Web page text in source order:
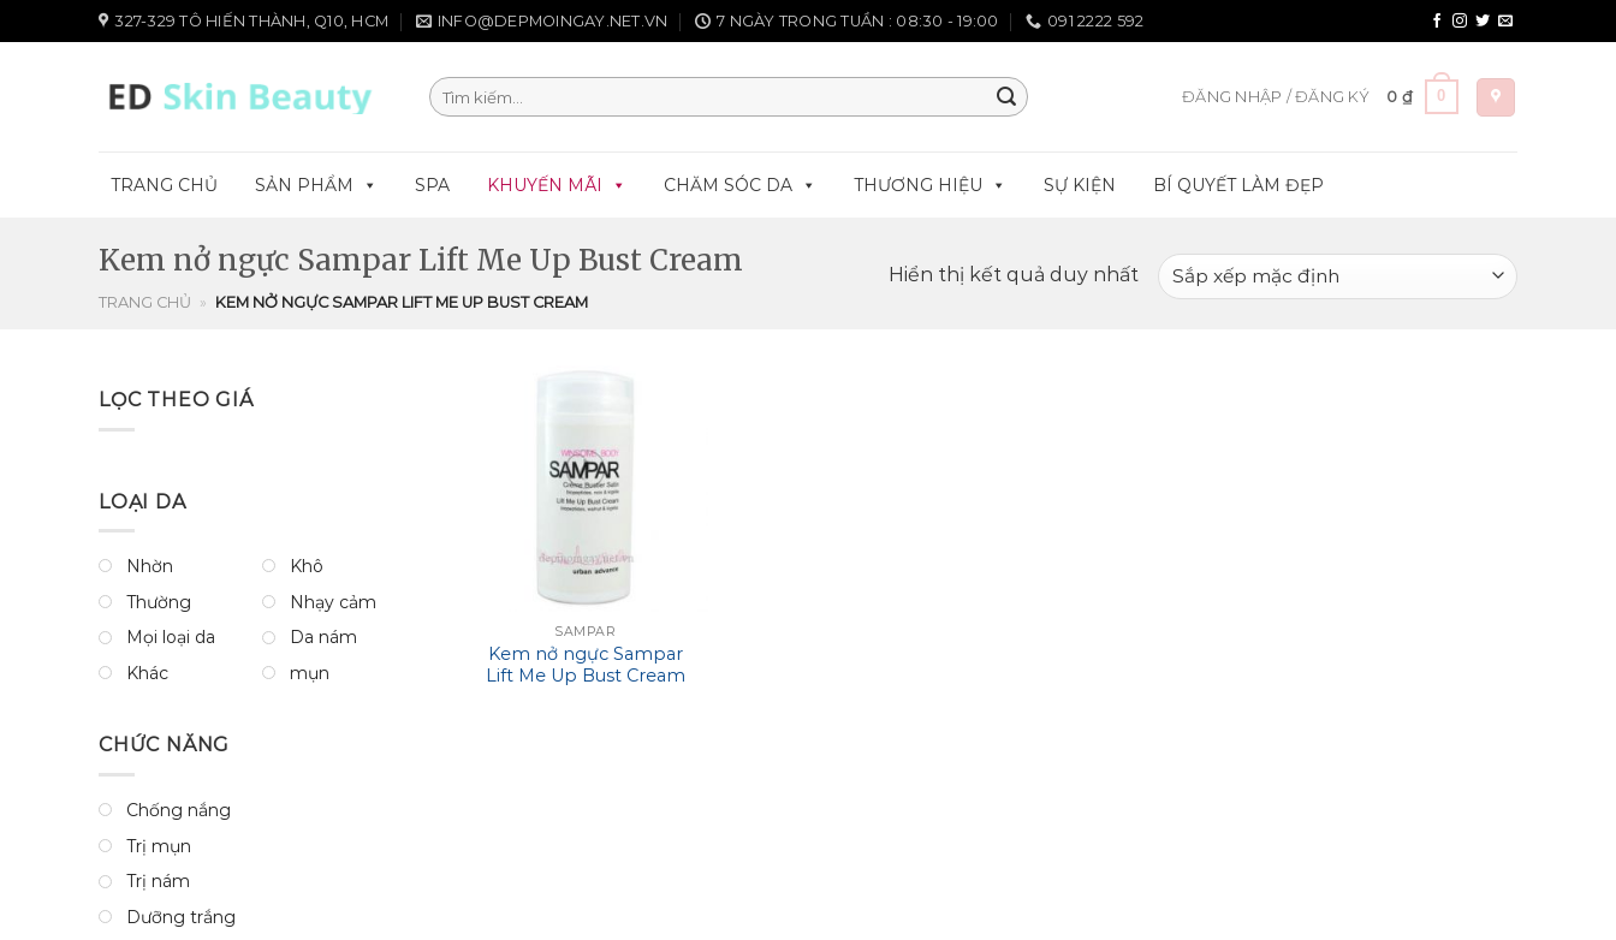
đến
327-329 TÔ HIẾN THÀNH, Q10, HCM INFO@DEPMOINGAY.NET.VN 7 NGÀY TRONG TUẦN : 08:30 - 19:00 091 2222 592
Tìm
kiếm:
ĐĂNG NHẬP / ĐĂNG KÝ 0 ₫ 0
TRANG CHỦ SẢN PHẨM SPA KHUYẾN MÃI CHĂM SÓC DA THƯƠNG HIỆU SỰ KIỆN BÍ QUYẾT LÀM ĐẸP
Kem nở ngực Sampar Lift Me Up Bust Cream
TRANG CHỦ » KEM NỞ NGỰC SAMPAR LIFT ME UP BUST CREAM
Hiển thị kết quả duy nhất
LỌC THEO GIÁ
LOẠI DA
Nhờn
Khô
Thường
Nhạy cảm
Mọi loại da
Da nám
Khác
mụn
CHỨC NĂNG
Chống nắng
Trị mụn
Trị nám
Dưỡng trắng
SAMPAR
Kem nở ngực Sampar
Lift Me Up Bust Cream